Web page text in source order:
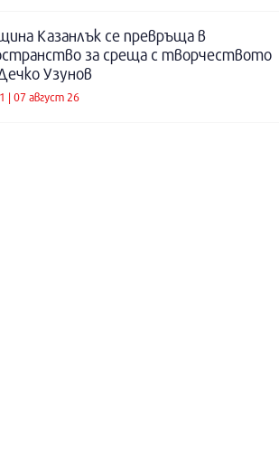
Казанлък се превръща в
за среща с творчеството
Узунов
| 07 август 26